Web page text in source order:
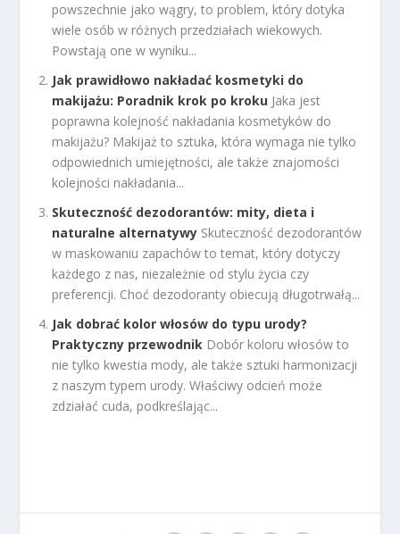
powszechnie jako wągry, to problem, który dotyka
wiele osób w różnych przedziałach wiekowych.
Powstają one w wyniku...
Jak prawidłowo nakładać kosmetyki do
makijażu: Poradnik krok po kroku Jaka jest
poprawna kolejność nakładania kosmetyków do
makijażu? Makijaż to sztuka, która wymaga nie tylko
odpowiednich umiejętności, ale także znajomości
kolejności nakładania...
Skuteczność dezodorantów: mity, dieta i
naturalne alternatywy Skuteczność dezodorantów
w maskowaniu zapachów to temat, który dotyczy
każdego z nas, niezależnie od stylu życia czy
preferencji. Choć dezodoranty obiecują długotrwałą...
Jak dobrać kolor włosów do typu urody?
Praktyczny przewodnik Dobór koloru włosów to
nie tylko kwestia mody, ale także sztuki harmonizacji
z naszym typem urody. Właściwy odcień może
zdziałać cuda, podkreślając...